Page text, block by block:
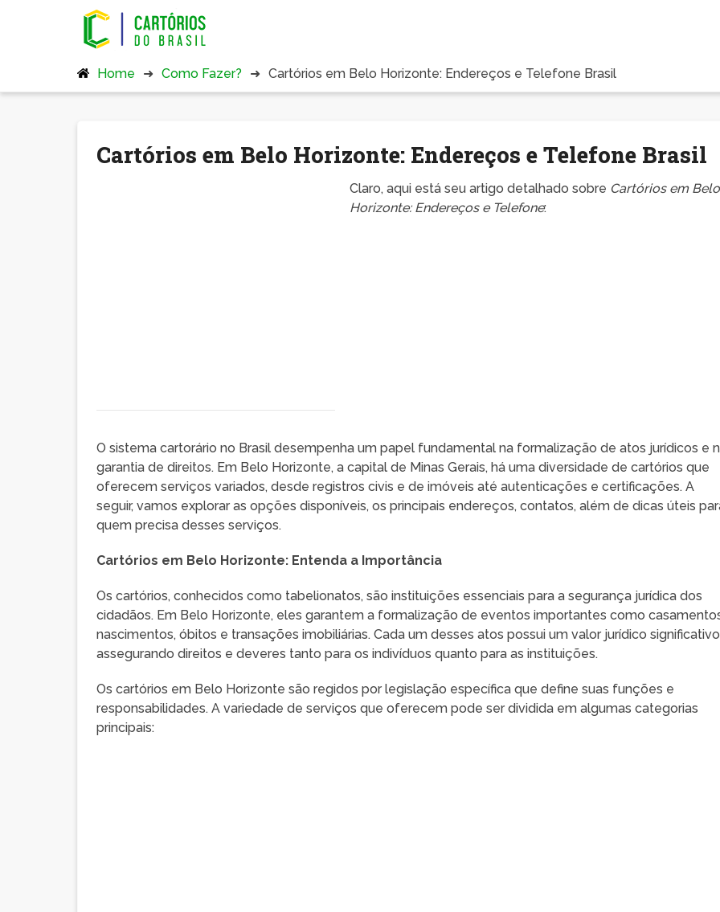
Home Como Fazer? Cartórios em Belo Horizonte: Endereços e Telefone Brasil
Cartórios em Belo Horizonte: Endereços e Telefone Brasil
Claro, aqui está seu artigo detalhado sobre Cartórios em Belo
Horizonte: Endereços e Telefone:
O sistema cartorário no Brasil desempenha um papel fundamental na formalização de atos jurídicos e
garantia de direitos. Em Belo Horizonte, a capital de Minas Gerais, há uma diversidade de cartórios que
oferecem serviços variados, desde registros civis e de imóveis até autenticações e certificações. A
seguir, vamos explorar as opções disponíveis, os principais endereços, contatos, além de dicas úteis
quem precisa desses serviços.
Cartórios em Belo Horizonte: Entenda a Importância
Os cartórios, conhecidos como tabelionatos, são instituições essenciais para a segurança jurídica dos
cidadãos. Em Belo Horizonte, eles garantem a formalização de eventos importantes como
nascimentos, óbitos e transações imobiliárias. Cada um desses atos possui um valor jurídico
assegurando direitos e deveres tanto para os indivíduos quanto para as instituições.
Os cartórios em Belo Horizonte são regidos por legislação específica que define suas funções e
responsabilidades. A variedade de serviços que oferecem pode ser dividida em algumas categorias
principais: